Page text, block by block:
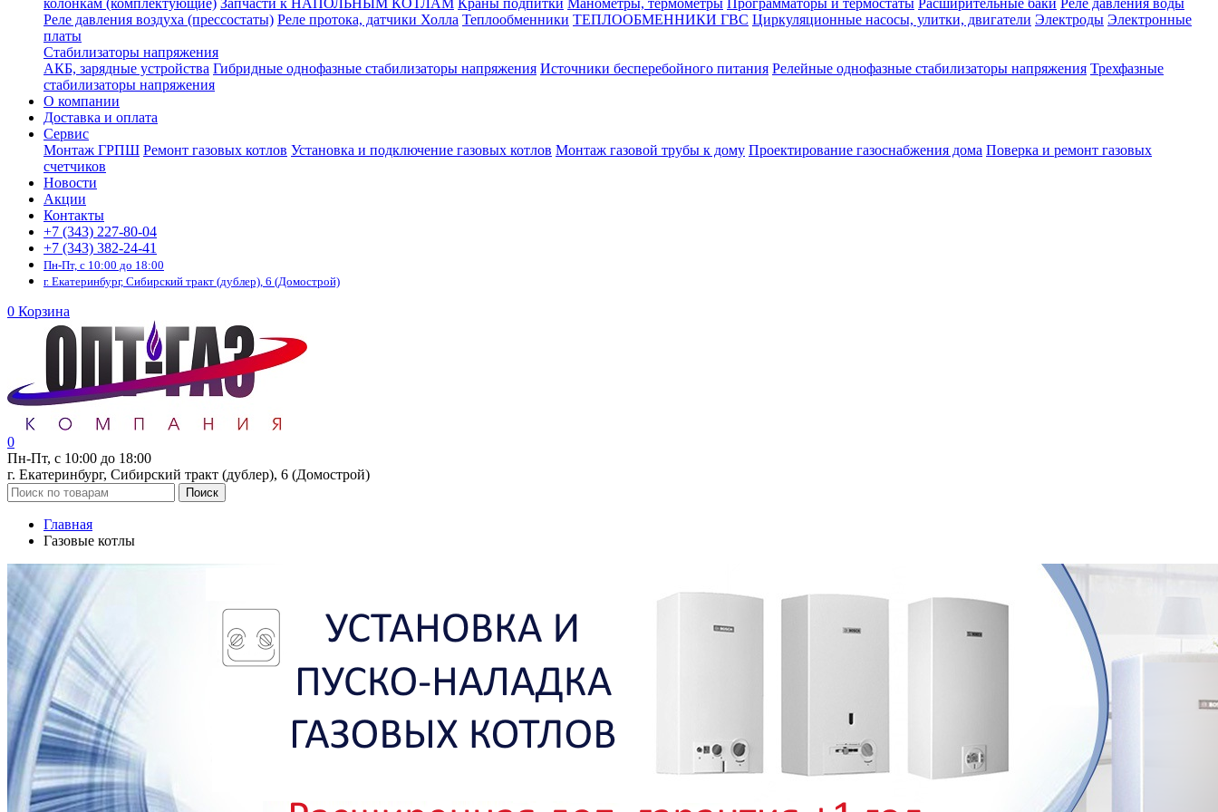
колонкам (комплектующие) Запчасти к НАПОЛЬНЫМ КОТЛАМ Краны подпитки Манометры, термометры Программаторы и термостаты Расширительные баки Реле давления воды
Реле давления воздуха (прессостаты) Реле протока, датчики Холла Теплообменники ТЕПЛООБМЕННИКИ ГВС Циркуляционные насосы, улитки, двигатели Электроды Электронные
платы
Стабилизаторы напряжения
АКБ, зарядные устройства Гибридные однофазные стабилизаторы напряжения Источники бесперебойного питания Релейные однофазные стабилизаторы напряжения Трехфазные
стабилизаторы напряжения
О компании
Доставка и оплата
Сервис
Монтаж ГРПШ Ремонт газовых котлов Установка и подключение газовых котлов Монтаж газовой трубы к дому Проектирование газоснабжения дома Поверка и ремонт газовых
счетчиков
Новости
Акции
Контакты
+7 (343) 227-80-04
+7 (343) 382-24-41
Пн-Пт, с 10:00 до 18:00
г. Екатеринбург, Сибирский тракт (дублер), 6 (Домострой)
0 Корзина
0
Пн-Пт, с 10:00 до 18:00
г. Екатеринбург, Сибирский тракт (дублер), 6 (Домострой)
Поиск
Главная
Газовые котлы